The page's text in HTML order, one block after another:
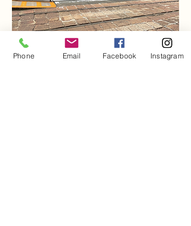
​土手筋に入り２つ目の薄緑色のビルです
Phone Email Facebook Instagram